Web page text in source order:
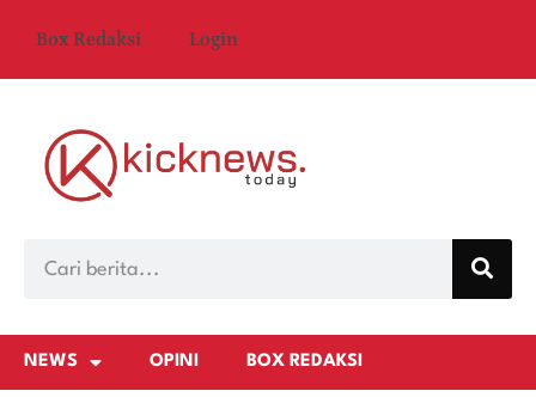
Box Redaksi Login
NEWS OPINI BOX REDAKSI